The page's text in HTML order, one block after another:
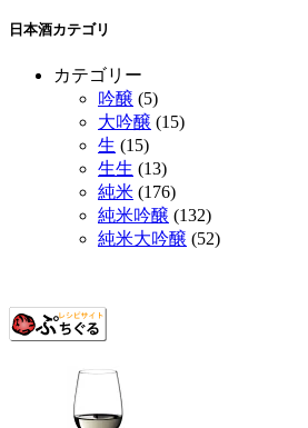
日本酒カテゴリ
カテゴリー
吟醸 (5)
大吟醸 (15)
生 (15)
生生 (13)
純米 (176)
純米吟醸 (132)
純米大吟醸 (52)